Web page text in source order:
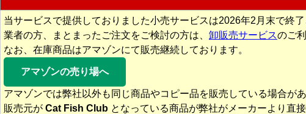
当サービスで提供しておりました小売サービスは2026年2月末で終了
業者の方、まとまったご注文をご検討の方は、 卸販売サービスのご
なお、在庫商品はアマゾンにて販売継続しております。
アマゾンの売り場へ
アマゾンでは弊社以外も同じ商品やコピー品を販売している場合があ
販売元が Cat Fish Club となっている商品が弊社がメーカーより直